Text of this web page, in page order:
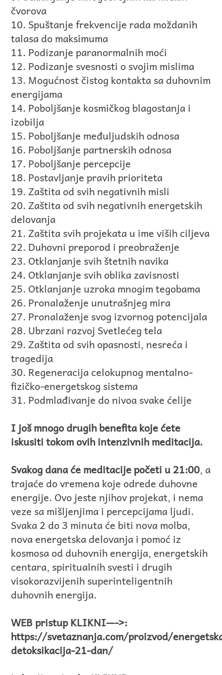
čvorova
10. Spuštanje frekvencije rada moždanih
talasa do maksimuma
11. Podizanje paranormalnih moći
12. Podizanje svesnosti o svojim mislima
13. Mogućnost čistog kontakta sa duhovnim
energijama
14. Poboljšanje kosmičkog blagostanja i
izobilja
15. Poboljšanje međuljudskih odnosa
16. Poboljšanje partnerskih odnosa
17. Poboljšanje percepcije
18. Postavljanje pravih prioriteta
19. Zaštita od svih negativnih misli
20. Zaštita od svih negativnih energetskih
delovanja
21. Zaštita svih projekata u ime viših ciljeva
22. Duhovni preporod i preobraženje
23. Otklanjanje svih štetnih navika
24. Otklanjanje svih oblika zavisnosti
25. Otklanjanje uzroka mnogim tegobama
26. Pronalaženje unutrašnjeg mira
27. Pronalaženje svog izvornog potencijala
28. Ubrzani razvoj Svetlećeg tela
29. Zaštita od svih opasnosti, nesreća i
tragedija
30. Regeneracija celokupnog mentalno-
fizičko-energetskog sistema
31. Podmlađivanje do nivoa svake ćelije
I još mnogo drugih benefita koje ćete
iskusiti tokom ovih intenzivnih meditacija.
Svakog dana će meditacije početi u 21:00, a
trajaće do vremena koje odrede duhovne
energije. Ovo jeste njihov projekat, i nema
veze sa mišljenjima i percepcijama ljudi.
Svaka 2 do 3 minuta će biti nova molba,
nova energetska delovanja i pomoć iz
kosmosa od duhovnih energija, energetskih
centara, spiritualnih svesti i drugih
visokorazvijenih superinteligentnih
duhovnih energija.
WEB pristup KLIKNI—->:
https://svetaznanja.com/proizvod/
detoksikacija-21-dan/